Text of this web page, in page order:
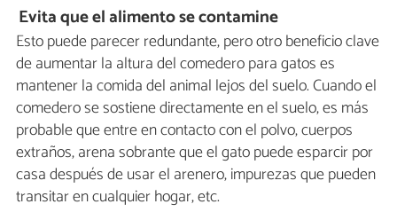
Evita que el alimento se contamine
Esto puede parecer redundante, pero otro beneficio clave
de aumentar la altura del comedero para gatos es
mantener la comida del animal lejos del suelo. Cuando el
comedero se sostiene directamente en el suelo, es más
probable que entre en contacto con el polvo, cuerpos
extraños, arena sobrante que el gato puede esparcir por
casa después de usar el arenero, impurezas que pueden
transitar en cualquier hogar, etc.